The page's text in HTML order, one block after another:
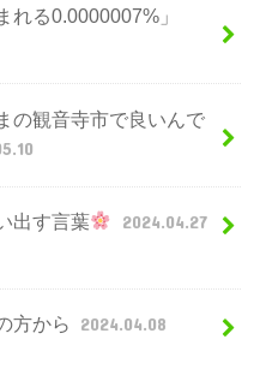
れる0.0000007%」
の観音寺市で良いんで
出す言葉 2024.04.27
方から 2024.04.08